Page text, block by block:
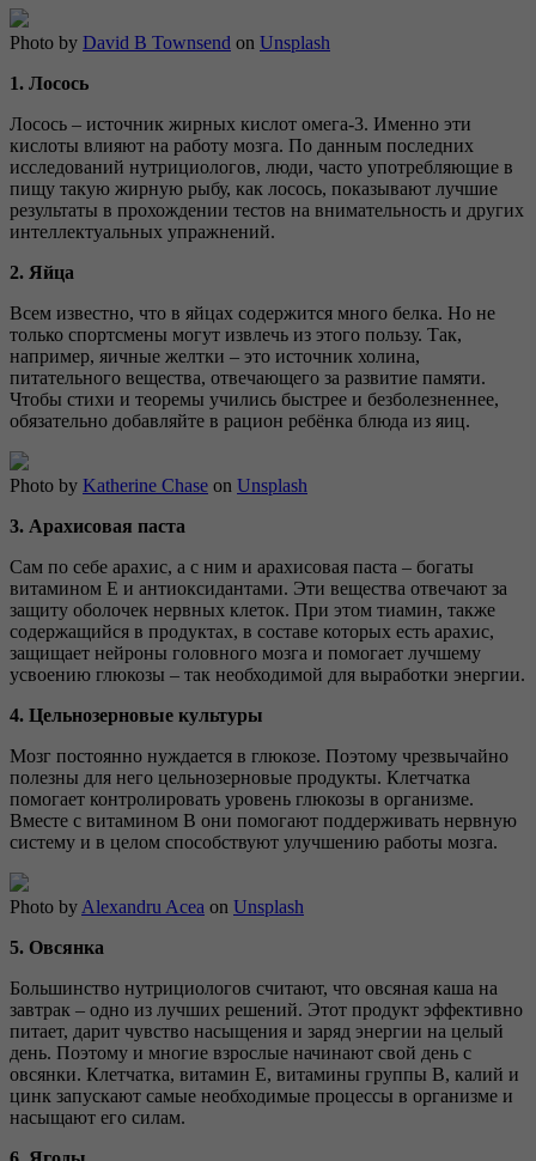
Photo by David B Townsend on Unsplash
1. Лосось
Лосось – источник жирных кислот омега-3. Именно эти
кислоты влияют на работу мозга. По данным последних
исследований нутрициологов, люди, часто употребляющие в
пищу такую жирную рыбу, как лосось, показывают лучшие
результаты в прохождении тестов на внимательность и других
интеллектуальных упражнений.
2. Яйца
Всем известно, что в яйцах содержится много белка. Но не
только спортсмены могут извлечь из этого пользу. Так,
например, яичные желтки – это источник холина,
питательного вещества, отвечающего за развитие памяти.
Чтобы стихи и теоремы учились быстрее и безболезненнее,
обязательно добавляйте в рацион ребёнка блюда из яиц.
Photo by Katherine Chase on Unsplash
3. Арахисовая паста
Сам по себе арахис, а с ним и арахисовая паста – богаты
витамином Е и антиоксидантами. Эти вещества отвечают за
защиту оболочек нервных клеток. При этом тиамин, также
содержащийся в продуктах, в составе которых есть арахис,
защищает нейроны головного мозга и помогает лучшему
усвоению глюкозы – так необходимой для выработки энергии.
4. Цельнозерновые культуры
Мозг постоянно нуждается в глюкозе. Поэтому чрезвычайно
полезны для него цельнозерновые продукты. Клетчатка
помогает контролировать уровень глюкозы в организме.
Вместе с витамином В они помогают поддерживать нервную
систему и в целом способствуют улучшению работы мозга.
Photo by Alexandru Acea on Unsplash
5. Овсянка
Большинство нутрициологов считают, что овсяная каша на
завтрак – одно из лучших решений. Этот продукт эффективно
питает, дарит чувство насыщения и заряд энергии на целый
день. Поэтому и многие взрослые начинают свой день с
овсянки. Клетчатка, витамин Е, витамины группы В, калий и
цинк запускают самые необходимые процессы в организме и
насыщают его силам.